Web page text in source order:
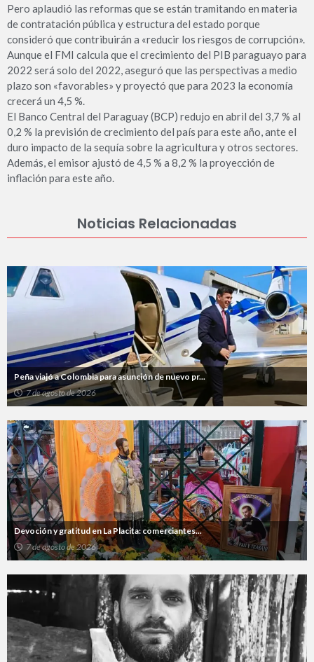
Pero aplaudió las reformas que se están tramitando en materia
de contratación pública y estructura del estado porque
consideró que contribuirán a «reducir los riesgos de corrupción».
Aunque el FMI calcula que el crecimiento del PIB paraguayo para
2022 será solo del 2022, aseguró que las perspectivas a medio
plazo son «favorables» y proyectó que para 2023 la economía
crecerá un 4,5 %.
El Banco Central del Paraguay (BCP) redujo en abril del 3,7 % al
0,2 % la previsión de crecimiento del país para este año, ante el
duro impacto de la sequía sobre la agricultura y otros sectores.
Además, el emisor ajustó de 4,5 % a 8,2 % la proyección de
inflación para este año.
Noticias Relacionadas
Peña viajó a Colombia para asunción de nuevo pr...
7 de agosto de 2026
Devoción y gratitud en La Placita: comerciantes...
7 de agosto de 2026